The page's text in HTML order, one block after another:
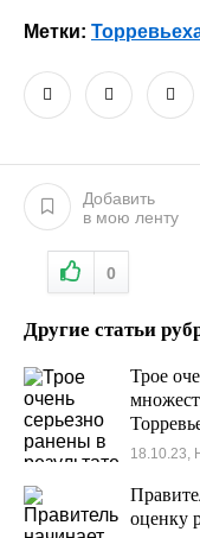
Метки:
Добавить
в мою ленту
0
Другие статьи
Трое
18.10.23,
оценку